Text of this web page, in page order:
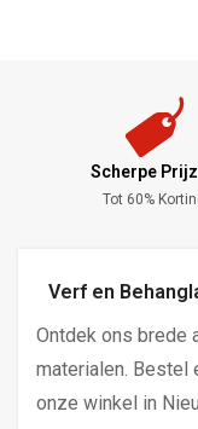
Scherpe
Tot 60%
Verf en
Ontdek ons brede
materialen. Bestel
onze winkel in